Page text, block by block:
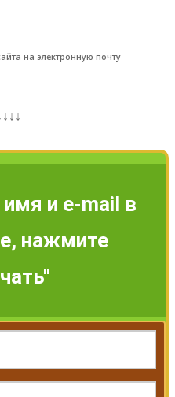
на электронную почту
и e-mail в
нажмите